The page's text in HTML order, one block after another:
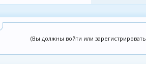
(Вы должны войти или